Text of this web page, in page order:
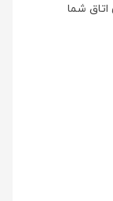
اتاق شما